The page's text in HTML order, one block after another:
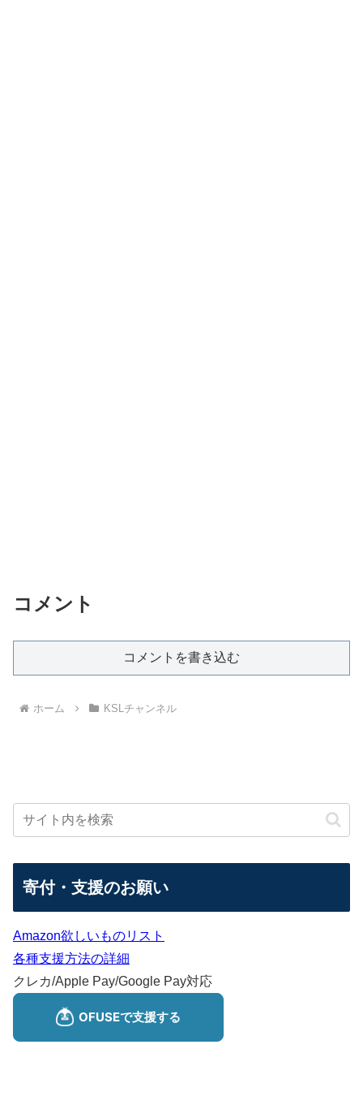
コメント
コメントを書き込む
ホーム KSLチャンネル
寄付・支援のお願い
Amazon欲しいものリスト
各種支援方法の詳細
クレカ/Apple Pay/Google Pay対応